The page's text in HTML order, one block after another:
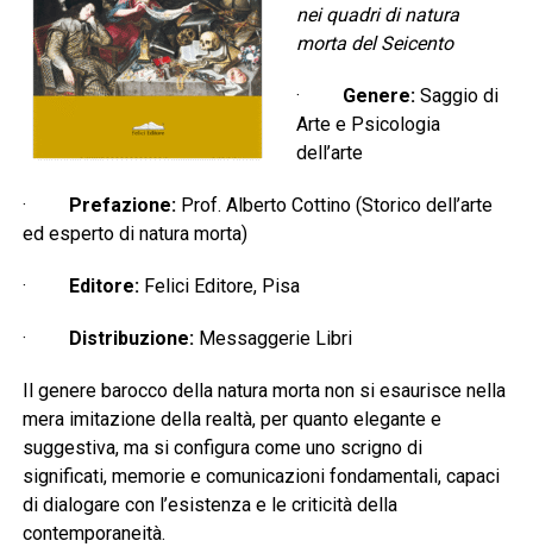
nei quadri di natura
morta del Seicento
· Genere:Saggio di
Arte e Psicologia
dell’arte
· Prefazione:Prof. Alberto Cottino (Storico dell’arte
ed esperto di natura morta)
· Editore:Felici Editore, Pisa
· Distribuzione:Messaggerie Libri
Il genere barocco della natura morta non si esaurisce nella
mera imitazione della realtà, per quanto elegante e
suggestiva, ma si configura come uno scrigno di
significati, memorie e comunicazioni fondamentali, capaci
di dialogare con l’esistenza e le criticità della
contemporaneità.